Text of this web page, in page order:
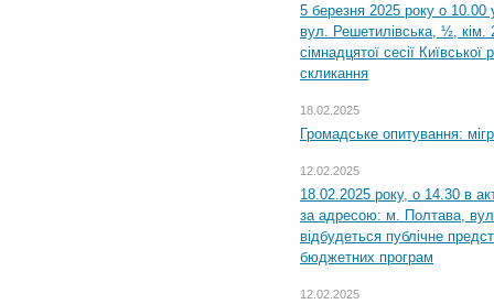
5 березня 2025 року о 10.00
вул. Решетилівська, ½, кім.
сімнадцятої сесії
скликання
18.02.2025
Громадське опитування:
12.02.2025
18.02.2025 року, о 14.30 в
за адресою: м. Полтава,
відбудеться публічне
бюджетних програм
12.02.2025